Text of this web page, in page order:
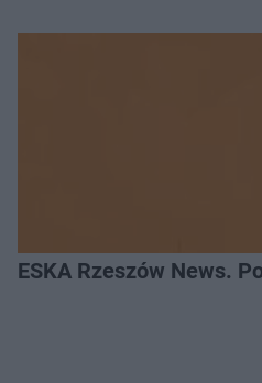
ESKA Rzeszów News.